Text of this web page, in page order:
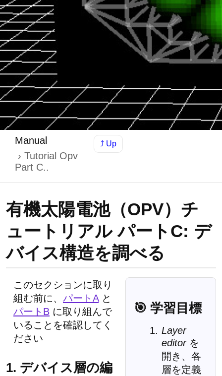
Manual
Tutorial Opv
Part C..
⤴ Up
有機太陽電池（OPV）チ
ュートリアル パートC: デ
バイス構造を調べる
🎯 学習目標
Layer
editorを
開き、各
層を定義
このセクションに取り
組む前に、 パートAと
パートB に取り組んで
いることを確認してく
ださい
1. デバイス層の編